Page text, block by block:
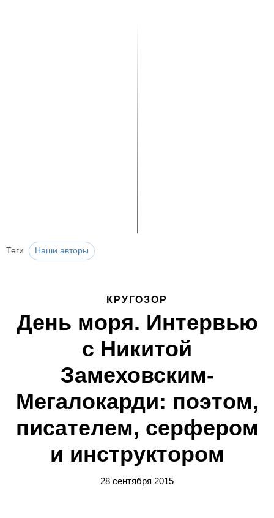
Теги Наши авторы
КРУГОЗОР
День моря. Интервью
с Никитой
Замеховским-
Мегалокарди: поэтом,
писателем, серфером
и инструктором
28 сентября 2015